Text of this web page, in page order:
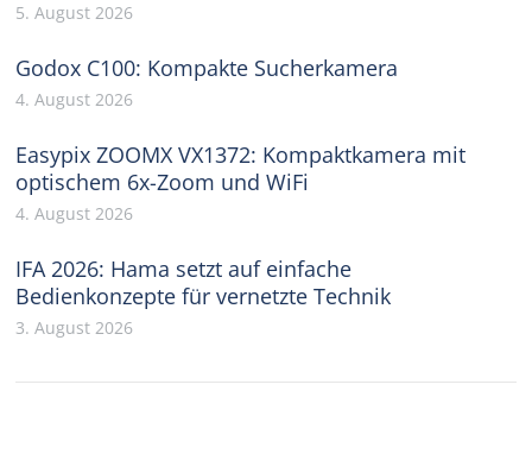
5. August 2026
Godox C100: Kompakte Sucherkamera
4. August 2026
Easypix ZOOMX VX1372: Kompaktkamera mit
optischem 6x-Zoom und WiFi
4. August 2026
IFA 2026: Hama setzt auf einfache
Bedienkonzepte für vernetzte Technik
3. August 2026